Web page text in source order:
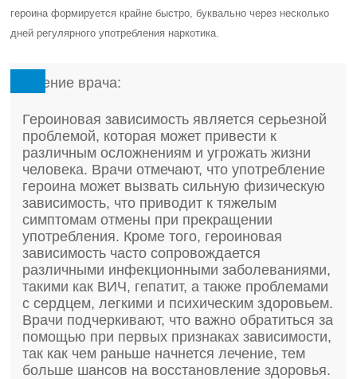
героина формируется крайне быстро, буквально через несколько
дней регулярного употребления наркотика.
Мнение врача:
Героиновая зависимость является серьезной
проблемой, которая может привести к
различным осложнениям и угрожать жизни
человека. Врачи отмечают, что употребление
героина может вызвать сильную физическую
зависимость, что приводит к тяжелым
симптомам отмены при прекращении
употребления. Кроме того, героиновая
зависимость часто сопровождается
различными инфекционными заболеваниями,
такими как ВИЧ, гепатит, а также проблемами
с сердцем, легкими и психическим здоровьем.
Врачи подчеркивают, что важно обратиться за
помощью при первых признаках зависимости,
так как чем раньше начнется лечение, тем
больше шансов на восстановление здоровья.